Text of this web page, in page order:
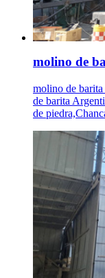
molino de
molino de
de barita
de